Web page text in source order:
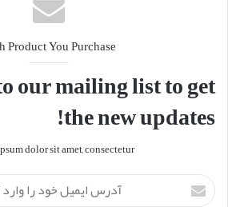
Product You Purchase
our mailing list to get
the new updates!
dolor sit amet, consectetur.
آدرس
ایمیل